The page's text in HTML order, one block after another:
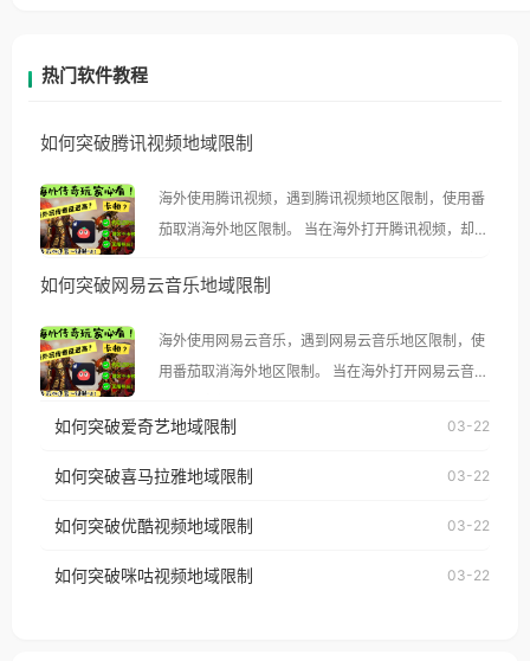
热门软件教程
如何突破腾讯视频地域限制
海外使用腾讯视频，遇到腾讯视频地区限制，使用番
茄取消海外地区限制。 当在海外打开腾讯视频，却突
示语。 海外用户如香港、澳门、台湾、美国、加拿
像其他音乐平台一样，出现地区及版权限制问题，且
仅能在中国大陆地区播放。 遇到这个问题的朋友们，
使用番茄回国加速器，即可解决「海外用户收听腾讯
台湾、美国、加拿大、澳大利亚、欧洲等国家和地区
权限制所困扰。
如何突破网易云音乐地域限制
海外使用网易云音乐，遇到网易云音乐地区限制，使
用番茄取消海外地区限制。 当在海外打开网易云音
播放”的提示语。 海外用户如香港、澳门、台湾、美
国、加拿大、澳大利亚、欧洲等国家和地区时，网易
制问题，且仅能在中国大陆地区播放。 遇到这个问题
户收听网易云音乐地区版权限制」的问题，无论人在
如何突破爱奇艺地域限制 03-22
如何突破喜马拉雅地域限制 03-22
如何突破优酷视频地域限制 03-22
如何突破咪咕视频地域限制 03-22